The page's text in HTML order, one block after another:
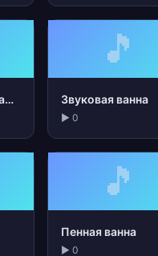
Пещерная медитация
🎵
Звуковая ванна
▶ 0
🎵
Пенная ванна
▶ 0